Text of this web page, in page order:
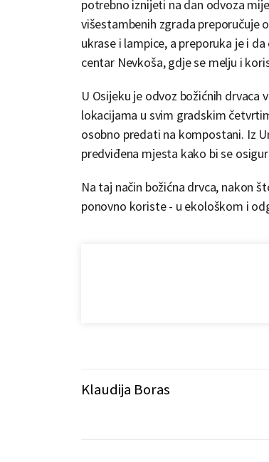
potrebno iznijeti na dan odvoza
višestambenih zgrada preporučuje
ukrase i lampice, a preporuka je i
centar Nevkoša, gdje se melju i
U Osijeku je odvoz božićnih
lokacijama u svim gradskim
osobno predati na kompostani. Iz
predviđena mjesta kako bi se
Na taj način božićna drvca, nakon
ponovno koriste - u ekološkom i
Klaudija Boras